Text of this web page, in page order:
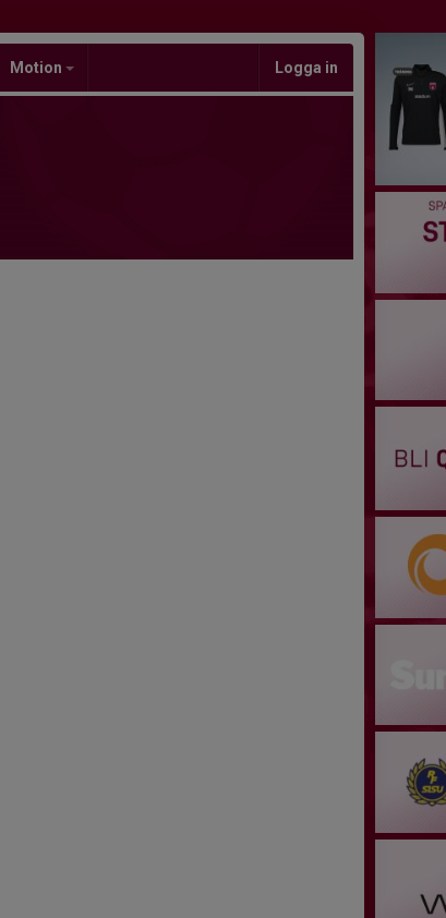
Motion Logga in